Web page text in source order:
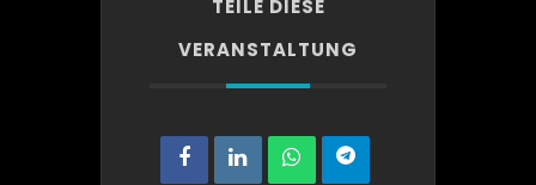
TEILE DIESE
VERANSTALTUNG